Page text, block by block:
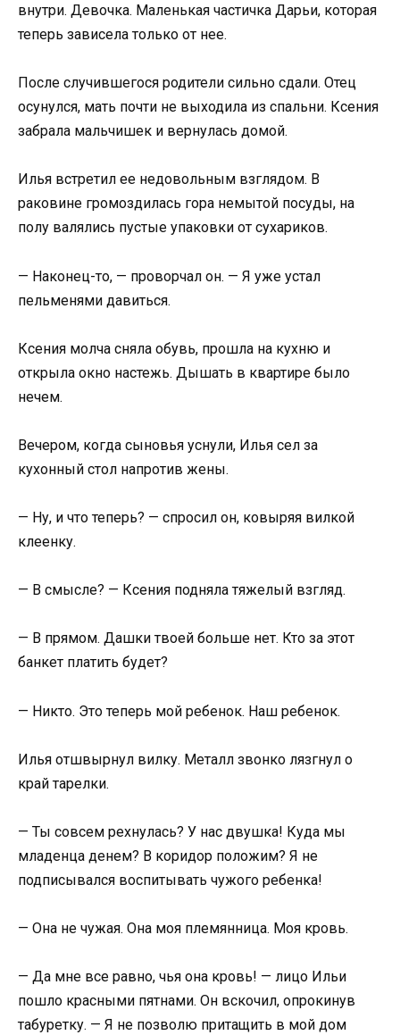
внутри. Девочка. Маленькая частичка Дарьи, которая
теперь зависела только от нее.
После случившегося родители сильно сдали. Отец
осунулся, мать почти не выходила из спальни. Ксения
забрала мальчишек и вернулась домой.
Илья встретил ее недовольным взглядом. В
раковине громоздилась гора немытой посуды, на
полу валялись пустые упаковки от сухариков.
— Наконец-то, — проворчал он. — Я уже устал
пельменями давиться.
Ксения молча сняла обувь, прошла на кухню и
открыла окно настежь. Дышать в квартире было
нечем.
Вечером, когда сыновья уснули, Илья сел за
кухонный стол напротив жены.
— Ну, и что теперь? — спросил он, ковыряя вилкой
клеенку.
— В смысле? — Ксения подняла тяжелый взгляд.
— В прямом. Дашки твоей больше нет. Кто за этот
банкет платить будет?
— Никто. Это теперь мой ребенок. Наш ребенок.
Илья отшвырнул вилку. Металл звонко лязгнул о
край тарелки.
— Ты совсем рехнулась? У нас двушка! Куда мы
младенца денем? В коридор положим? Я не
подписывался воспитывать чужого ребенка!
— Она не чужая. Она моя племянница. Моя кровь.
— Да мне все равно, чья она кровь! — лицо Ильи
пошло красными пятнами. Он вскочил, опрокинув
табуретку. — Я не позволю притащить в мой дом